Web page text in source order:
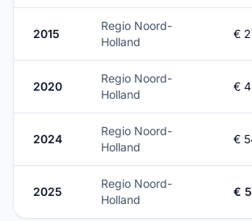
2015
Regio Noord-
Holland
€
2020
Regio Noord-
Holland
€
2024
Regio Noord-
Holland
€
2025
Regio Noord-
Holland
€